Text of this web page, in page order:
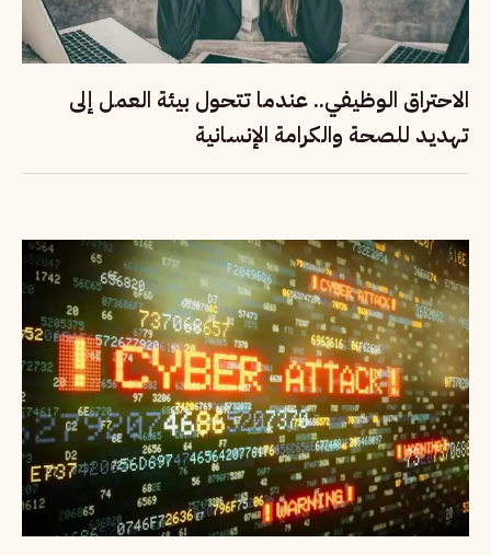
الاحتراق الوظيفي.. عندما تتحول بيئة العمل إلى
تهديد للصحة والكرامة الإنسانية